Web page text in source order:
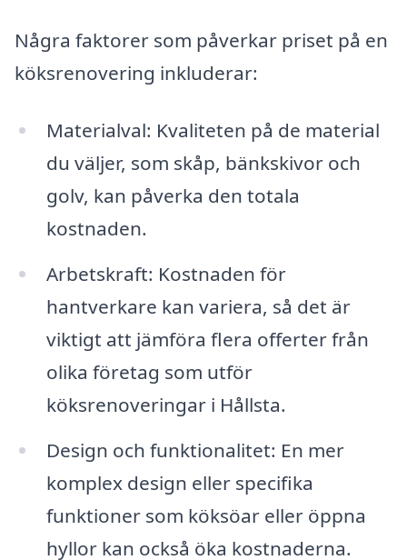
Några faktorer som påverkar priset på en
köksrenovering inkluderar:
Materialval: Kvaliteten på de material
du väljer, som skåp, bänkskivor och
golv, kan påverka den totala
kostnaden.
Arbetskraft: Kostnaden för
hantverkare kan variera, så det är
viktigt att jämföra flera offerter från
olika företag som utför
köksrenoveringar i Hållsta.
Design och funktionalitet: En mer
komplex design eller specifika
funktioner som köksöar eller öppna
hyllor kan också öka kostnaderna.